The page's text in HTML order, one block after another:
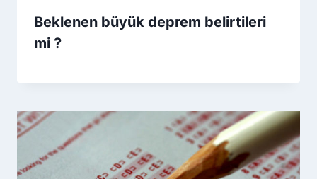
Beklenen büyük deprem belirtileri
mi ?